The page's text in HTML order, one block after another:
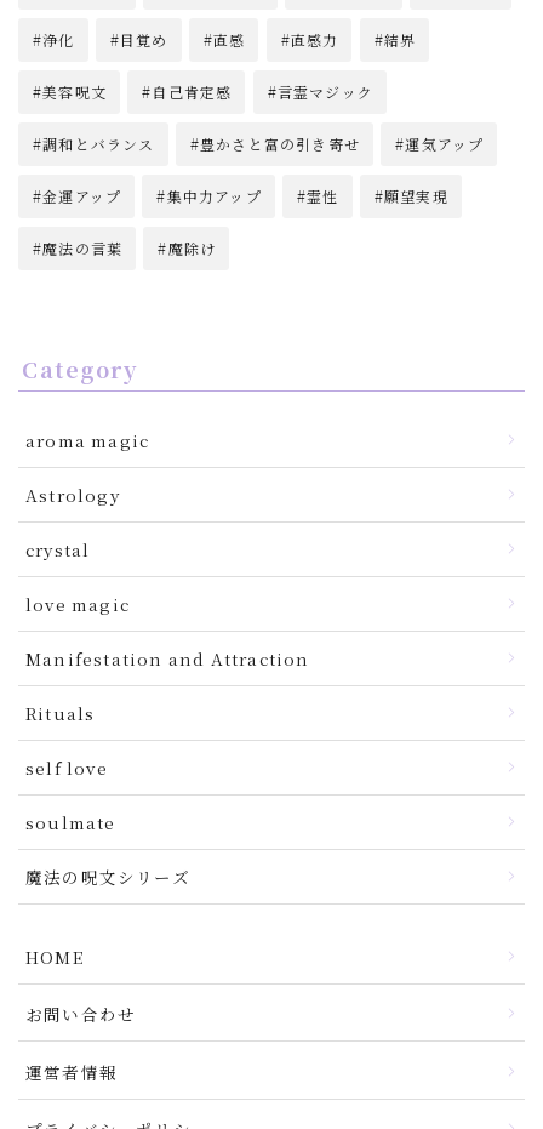
浄化 目覚め 直感 直感力 結界
美容呪文 自己肯定感 言霊マジック
調和とバランス 豊かさと富の引き寄せ 運気アップ
金運アップ 集中力アップ 霊性 願望実現
魔法の言葉 魔除け
Category
aroma magic
Astrology
crystal
love magic
Manifestation and Attraction
Rituals
self love
soulmate
魔法の呪文シリーズ
HOME
お問い合わせ
運営者情報